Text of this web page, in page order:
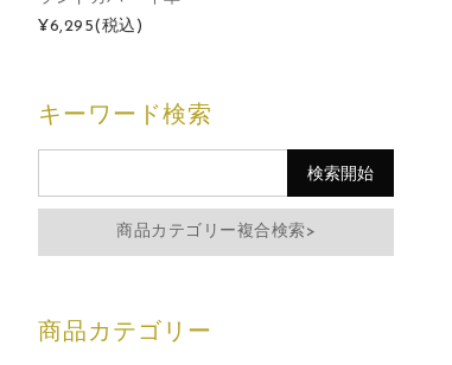
¥6,295(税込)
キーワード検索
商品カテゴリー複合検索>